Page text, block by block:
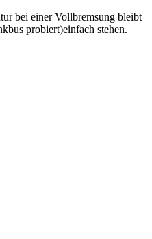
bei einer Vollbremsung bleibt
probiert)einfach stehen.